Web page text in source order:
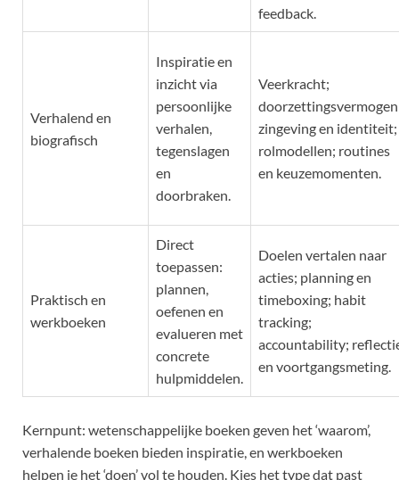
feedback.
Verhalend en
biografisch
Inspiratie en
inzicht via
persoonlijke
verhalen,
tegenslagen
en
doorbraken.
Veerkracht;
zingeving en identiteit;
rolmodellen; routines
en keuzemomenten.
Praktisch en
werkboeken
Direct
toepassen:
plannen,
oefenen en
evalueren met
concrete
hulpmiddelen.
Doelen vertalen naar
acties; planning en
timeboxing; habit
tracking;
accountability;
en voortgangsmeting.
Kernpunt: wetenschappelijke boeken geven het ‘waarom’,
verhalende boeken bieden inspiratie, en werkboeken
helpen je het ‘doen’ vol te houden. Kies het type dat past